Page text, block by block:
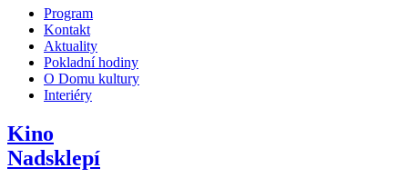
Program
Kontakt
Aktuality
Pokladní hodiny
O Domu kultury
Interiéry
Kino
Nadsklepí